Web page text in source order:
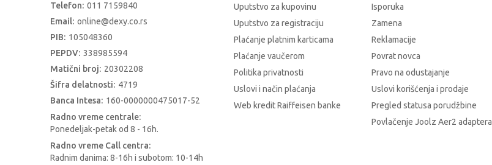
Telefon: 011 7159840
Email: online@dexy.co.rs
PIB: 105048360
PEPDV: 338985594
Matični broj: 20302208
Šifra delatnosti: 4719
Banca Intesa: 160-0000000475017-52
Radno vreme centrale:
Ponedeljak-petak od 8 - 16h.
Radno vreme Call centra:
Radnim danima: 8-16h i subotom: 10-14h
Uputstvo za kupovinu
Uputstvo za registraciju
Plaćanje platnim karticama
Plaćanje vaučerom
Politika privatnosti
Uslovi i način plaćanja
Web kredit Raiffeisen banke
Isporuka
Zamena
Reklamacije
Povrat novca
Pravo na odustajanje
Uslovi korišćenja i prodaje
Pregled statusa porudžbine
Povlačenje Joolz Aer2 adaptera